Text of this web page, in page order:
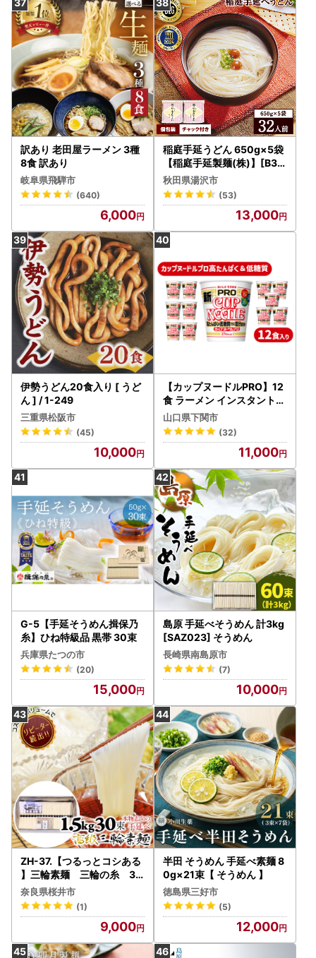
訳あり 老田屋ラーメン 3種
8食 訳あり
岐阜県飛騨市
(640)
6,000
稲庭手延うどん 650g×5袋
【稲庭手延製麺(株)】[B3-
0901]
秋田県湯沢市
(53)
13,000
伊勢うどん20食入り [ うど
ん ] / 1-249
三重県松阪市
(45)
10,000
【カップヌードルPRO】12
食 ラーメン インスタントラ
ーメン JC
山口県下関市
(32)
11,000
G-5【手延そうめん揖保乃
糸】ひね特級品 黒帯 30束
兵庫県たつの市
(20)
15,000
島原 手延べそうめん 計3kg
[SAZ023] そうめん
長崎県南島原市
(7)
10,000
ZH-37.【つるっとコシある
】三輪素麺 三輪の糸 30
束 (C-1.5K)
奈良県桜井市
(1)
9,000
半田 そうめん 手延べ素麺 8
0g×21束【 そうめん 】
徳島県三好市
(5)
12,000